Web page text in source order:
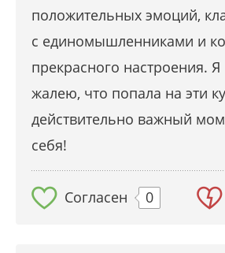
положительных эмоций,
с единомышленниками и
прекрасного настроения.
жалею, что попала на эти
действительно важный
себя!
Согласен 0